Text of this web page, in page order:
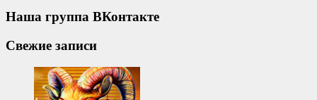
Наша группа ВКонтакте
Свежие записи